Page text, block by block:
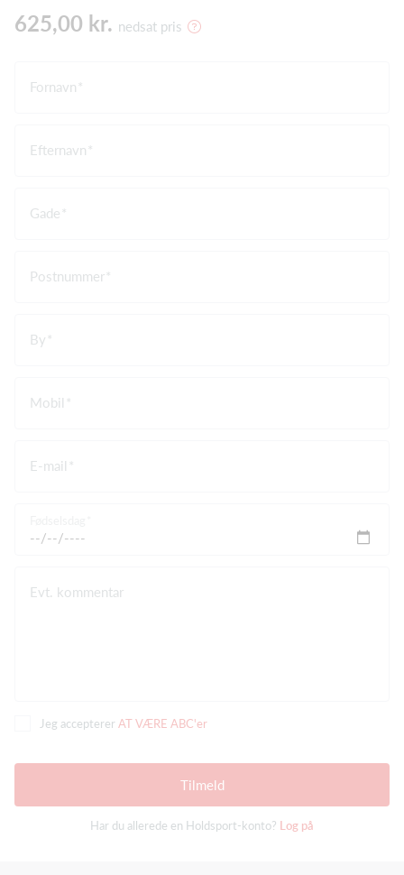
625,00 kr. nedsat pris
Fornavn
Efternavn
Gade
Postnummer
By
Mobil
E-mail
Evt. kommentar
Jeg accepterer AT VÆRE ABC'er
Tilmeld
Har du allerede en Holdsport-konto? Log på